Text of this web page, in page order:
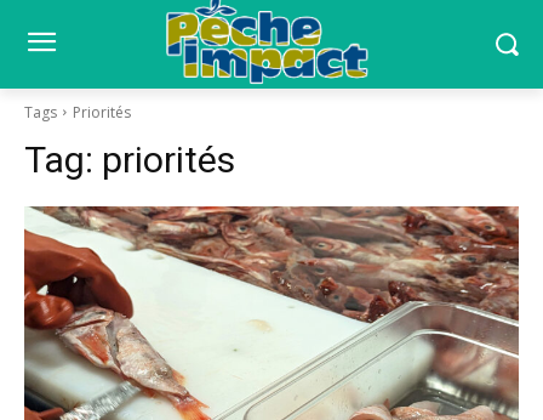
Tags Priorités
Tag: priorités